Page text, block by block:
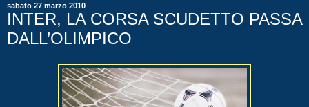
sabato 27 marzo 2010
INTER, LA CORSA SCUDETTO PASSA
DALL’OLIMPICO